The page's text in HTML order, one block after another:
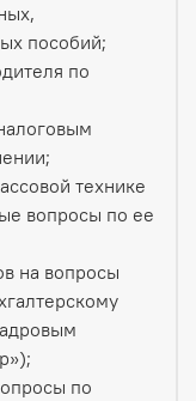
пособий;
по
технике
вопросы по ее
на вопросы
по